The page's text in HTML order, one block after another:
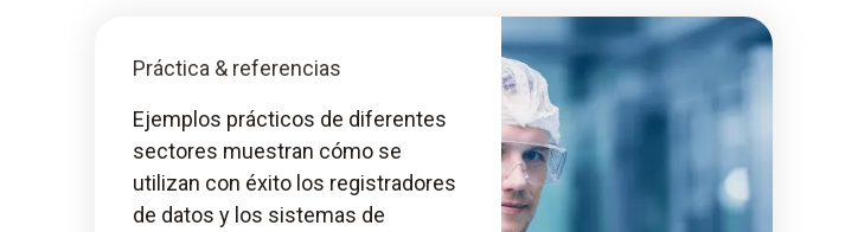
Práctica & referencias
Ejemplos prácticos de diferentes
sectores muestran cómo se
utilizan con éxito los registradores
de datos y los sistemas de